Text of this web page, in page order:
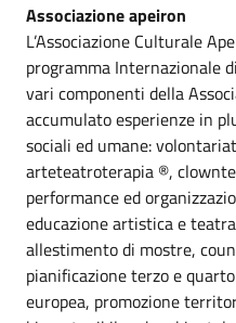
Associazione apeiron
L’Associazione Culturale
programma Internazionale
vari componenti della
accumulato esperienze in
sociali ed umane:
arteteatroterapia ®,
performance ed
educazione artistica e
allestimento di mostre,
pianificazione terzo e
europea, promozione